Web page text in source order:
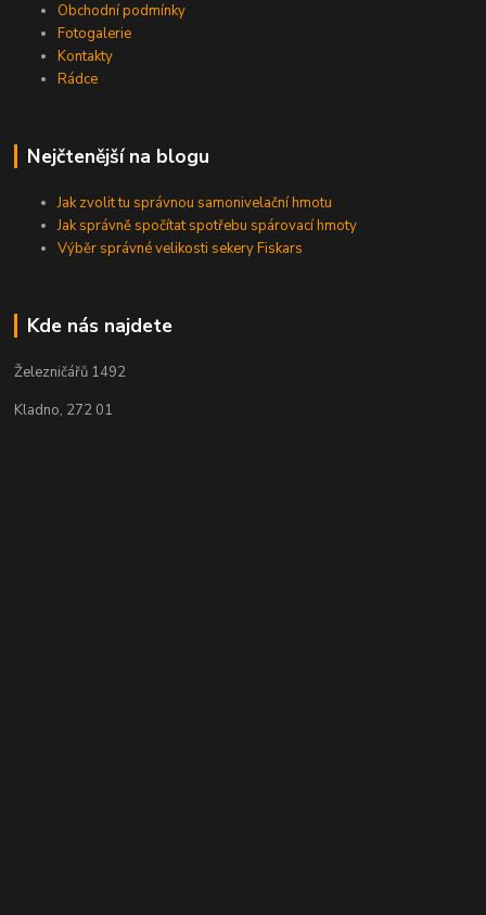
Obchodní podmínky
Fotogalerie
Kontakty
Rádce
Nejčtenější na blogu
Jak zvolit tu správnou samonivelační hmotu
Jak správně spočítat spotřebu spárovací hmoty
Výběr správné velikosti sekery Fiskars
Kde nás najdete
Železničářů 1492
Kladno, 272 01